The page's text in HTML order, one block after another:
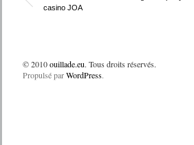
casino JOA
© 2010ouillade.eu. Tous droits réservés.
Propulsé parWordPress.